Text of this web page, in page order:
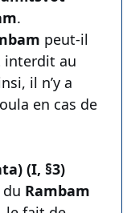
.
peut-il
interdit au
il n’y a
en cas de
(I, §3)
Rambam